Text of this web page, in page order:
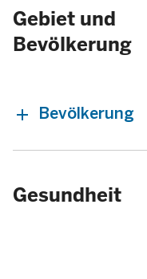
Gebiet und
Bevölkerung
Bevölkerung
Gesundheit